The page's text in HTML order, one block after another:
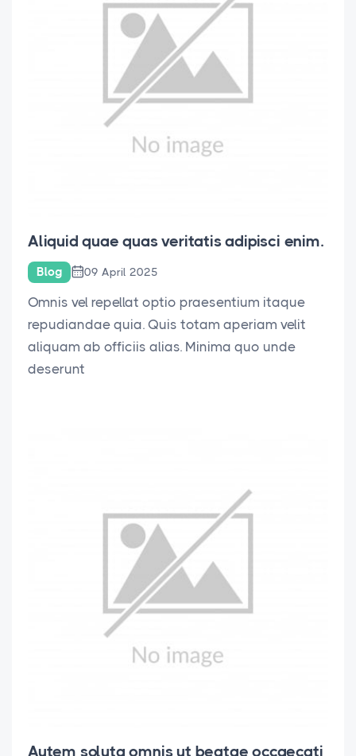
Aliquid quae quas veritatis adipisci enim.
Blog 09 April 2025
Omnis vel repellat optio praesentium itaque
repudiandae quia. Quis totam aperiam velit
aliquam ab officiis alias. Minima quo unde
deserunt
Autem soluta omnis ut beatae occaecati